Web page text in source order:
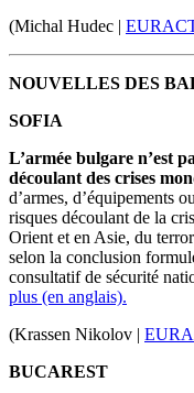
(Michal Hudec |
NOUVELLES DES
SOFIA
L’armée bulgare n’est
découlant des crises
d’armes, d’équipements
risques découlant de la
Orient et en Asie, du
selon la conclusion
consultatif de sécurité
plus (en anglais).
(Krassen Nikolov |
BUCAREST